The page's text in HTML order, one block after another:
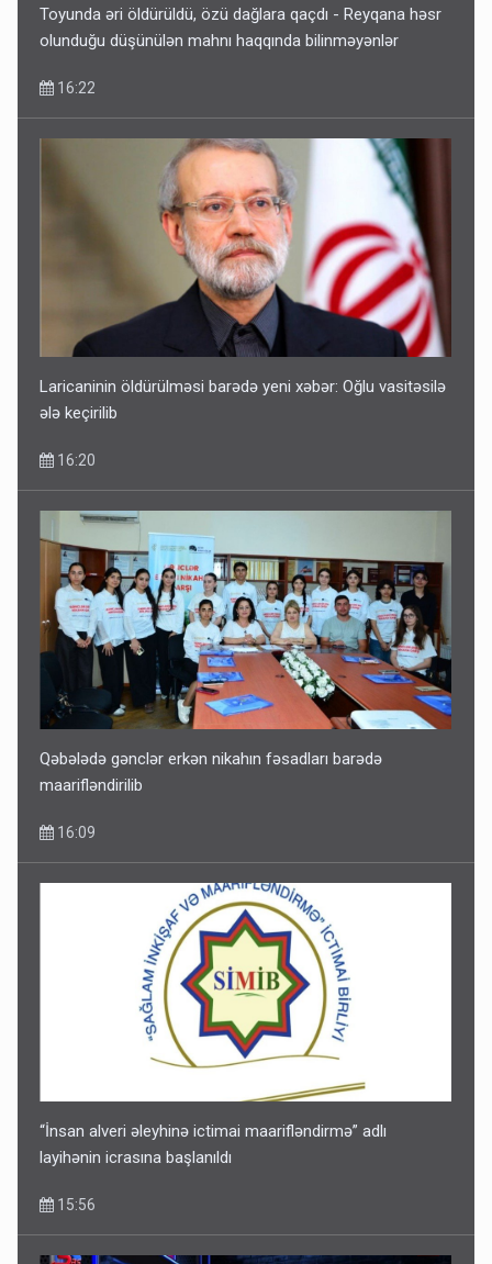
Toyunda əri öldürüldü, özü dağlara qaçdı - Reyqana həsr
olunduğu düşünülən mahnı haqqında bilinməyənlər
16:22
Laricaninin öldürülməsi barədə yeni xəbər: Oğlu vasitəsilə
ələ keçirilib
16:20
Qəbələdə gənclər erkən nikahın fəsadları barədə
maarifləndirilib
16:09
“İnsan alveri əleyhinə ictimai maarifləndirmə” adlı
layihənin icrasına başlanıldı
15:56